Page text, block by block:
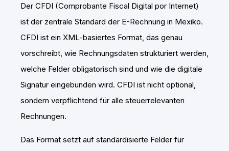
Der CFDI (Comprobante Fiscal Digital por Internet)
ist der zentrale Standard der E-Rechnung in Mexiko.
CFDI ist ein XML-basiertes Format, das genau
vorschreibt, wie Rechnungsdaten strukturiert werden,
welche Felder obligatorisch sind und wie die digitale
Signatur eingebunden wird. CFDI ist nicht optional,
sondern verpflichtend für alle steuerrelevanten
Rechnungen.
Das Format setzt auf standardisierte Felder für